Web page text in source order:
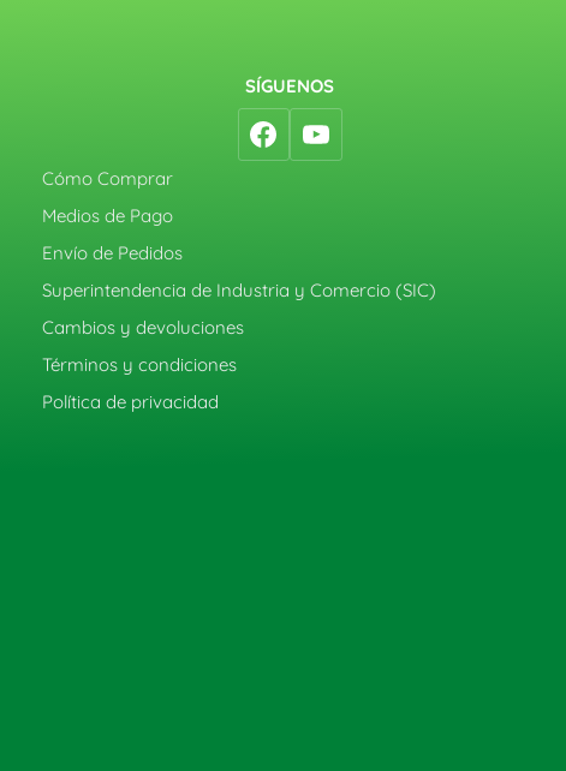
SÍGUENOS
Cómo Comprar
Medios de Pago
Envío de Pedidos
Superintendencia de Industria y Comercio (SIC)
Cambios y devoluciones
Términos y condiciones
Política de privacidad